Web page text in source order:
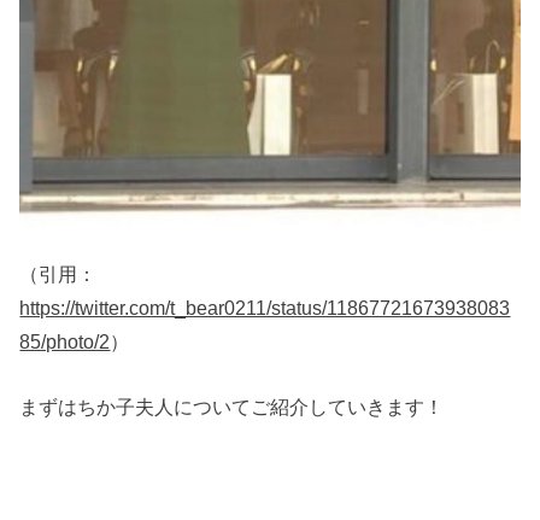
（引用：
https://twitter.com/t_bear0211/status/11867721673938083
85/photo/2）
まずはちか子夫人についてご紹介していきます！